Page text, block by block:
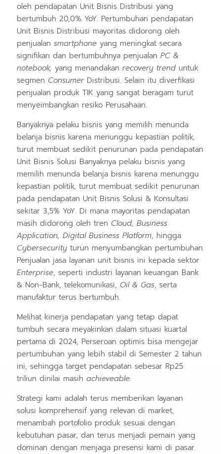
oleh pendapatan Unit Bisnis Distribusi yang
bertumbuh 20,0% YoY. Pertumbuhan pendapatan
Unit Bisnis Distribusi mayoritas didorong oleh
penjualan smartphone yang meningkat secara
signifikan dan bertumbuhnya penjualan PC &
notebook, yang menandakan recovery trend untuk
segmen Consumer Distribusi. Selain itu diverfikasi
penjualan produk TIK yang sangat beragam turut
menyeimbangkan resiko Perusahaan.
Banyaknya pelaku bisnis yang memilih menunda
belanja bisnis karena menunggu kepastian politik,
turut membuat sedikit penurunan pada pendapatan
Unit Bisnis Solusi Banyaknya pelaku bisnis yang
memilih menunda belanja bisnis karena menunggu
kepastian politik, turut membuat sedikit penurunan
pada pendapatan Unit Bisnis Solusi & Konsultasi
sekitar 3,5% YoY. Di mana mayoritas pendapatan
masih didorong oleh tren Cloud, Business
Application, Digital Business Platform, hingga
Cybersecurity turun menyumbangkan pertumbuhan.
Penjualan jasa layanan unit bisnis ini kepada sektor
Enterprise, seperti industri layanan keuangan Bank
& Non‐Bank, telekomunikasi, Oil & Gas, serta
manufaktur terus bertumbuh.
Melihat kinerja pendapatan yang tetap dapat
tumbuh secara meyakinkan dalam situasi kuartal
pertama di 2024, Perseroan optimis bisa mengejar
pertumbuhan yang lebih stabil di Semester 2 tahun
ini, sehingga target pendapatan sebesar Rp25
triliun dinilai masih achieveable.
Strategi kami adalah terus memberikan layanan
solusi komprehensif yang relevan di market,
menambah portofolio produk sesuai dengan
kebutuhan pasar, dan terus menjadi pemain yang
dominan dengan menjaga presensi kami di pasar.